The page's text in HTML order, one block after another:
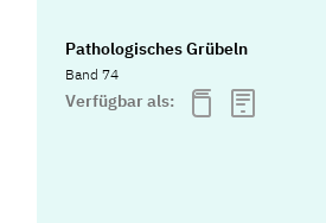
Pathologisches Grübeln
Band 74
Verfügbar als: